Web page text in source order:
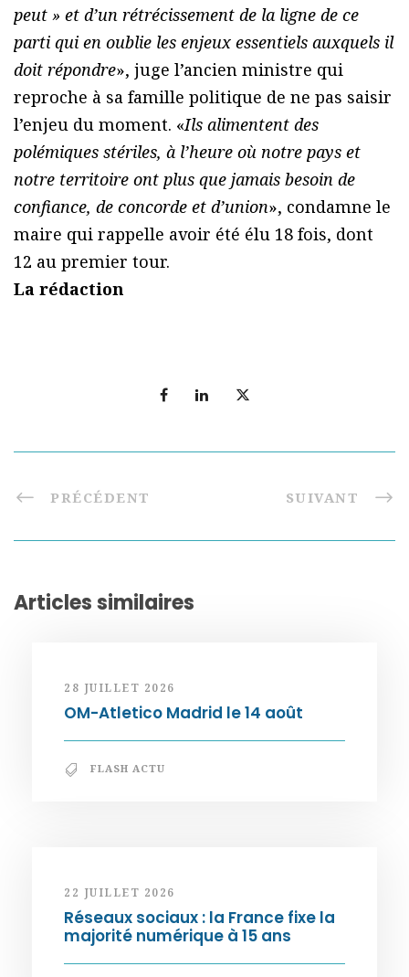
peut » et d’un rétrécissement de la ligne de ce
parti qui en oublie les enjeux essentiels auxquels il
doit répondre», juge l’ancien ministre qui
reproche à sa famille politique de ne pas saisir
l’enjeu du moment. «Ils alimentent des
polémiques stériles, à l’heure où notre pays et
notre territoire ont plus que jamais besoin de
confiance, de concorde et d’union», condamne le
maire qui rappelle avoir été élu 18 fois, dont
12 au premier tour.
La rédaction
PRÉCÉDENT SUIVANT
Articles similaires
28 JUILLET 2026
OM-Atletico Madrid le 14 août
FLASH ACTU
22 JUILLET 2026
Réseaux sociaux : la France fixe la
majorité numérique à 15 ans